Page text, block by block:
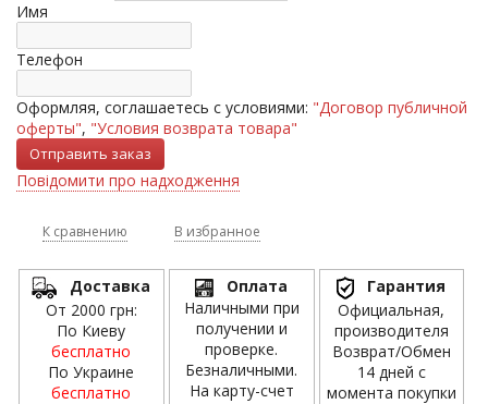
Имя
Телефон
Оформляя, соглашаетесь с условиями: "Договор публичной
оферты", "Условия возврата товара"
Повідомити про надходження
К сравнению В избранное
Доставка
От 2000 грн:
По Киеву
бесплатно
По Украине
бесплатно
Оплата
Наличными при
получении и
проверке.
Безналичными.
На карту-счет
Гарантия
Официальная,
производителя
Возврат/Обмен
14 дней с
момента покупки